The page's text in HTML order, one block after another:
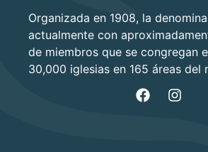
Organizada en 1908, la
actualmente con
de miembros que se congregan
30,000 iglesias en 165 áreas del